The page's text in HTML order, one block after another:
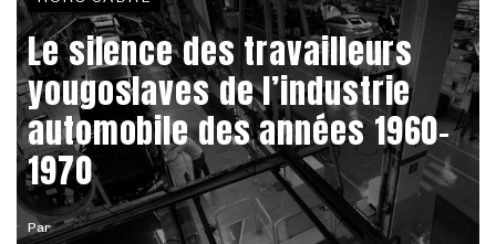
Par
Le silence des travailleurs
yougoslaves de l’industrie
automobile des années 1960-
1970